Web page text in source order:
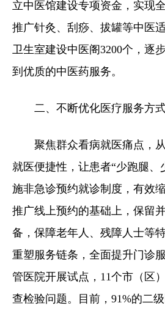
立中医馆建设专项资金，实现
推广针灸、刮痧、拔罐等中医
卫生室建设中医阁3200个，逐
到优质的中医药服务。
二、不断优化医疗服务方
聚焦群众看病就医痛点，
就医便捷性，让患者“少跑腿
施非急诊预约就诊制度，有效
推广线上预约的基础上，保留
备，保障老年人、残障人士等
重塑服务链条，全面提升门诊
管医院开展试点，11个市（区
查检验问题。目前，91%的二